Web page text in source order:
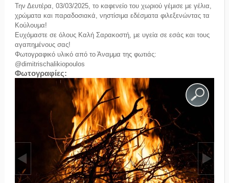
Την Δευτέρα, 03/03/2025, το καφενείο του χωριού γέμισε με γέλια,
χρώματα και παραδοσιακά, νηστίσιμα εδέσματα φιλεξενώντας τα
Κούλουμα!
Ευχόμαστε σε όλους Καλή Σαρακοστή, με υγεία σε εσάς και τους
αγαπημένους σας!
Φωτογραφικό υλικό από το Άναμμα της φωτιάς:
@dimitrischalikiopoulos
Φωτογραφίες: